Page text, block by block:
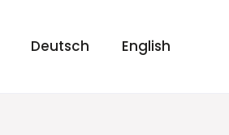
Deutsch English